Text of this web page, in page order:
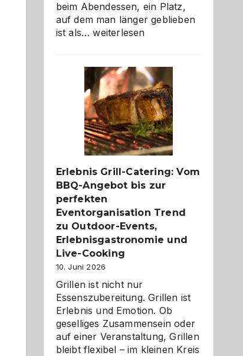
beim Abendessen, ein Platz,
auf dem man länger geblieben
ist als…Als
die
Gelegenheit,
neue
Reiseziele
zu
entdecken
weiterlesen
Erlebnis Grill-Catering: Vom
BBQ-Angebot bis zur
perfekten
Eventorganisation Trend
zu Outdoor-Events,
Erlebnisgastronomie und
Live-Cooking
10. Juni 2026
Grillen ist nicht nur
Essenszubereitung. Grillen ist
Erlebnis und Emotion. Ob
geselliges Zusammensein oder
auf einer Veranstaltung, Grillen
bleibt flexibel – im kleinen Kreis